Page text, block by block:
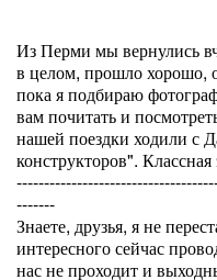
Из Перми мы вернулись
в целом, прошло хорошо,
пока я подбираю
вам почитать и
нашей поездки ходили с
конструкторов".
-------
Знаете, друзья, я не
интересного сейчас
нас не проходит и